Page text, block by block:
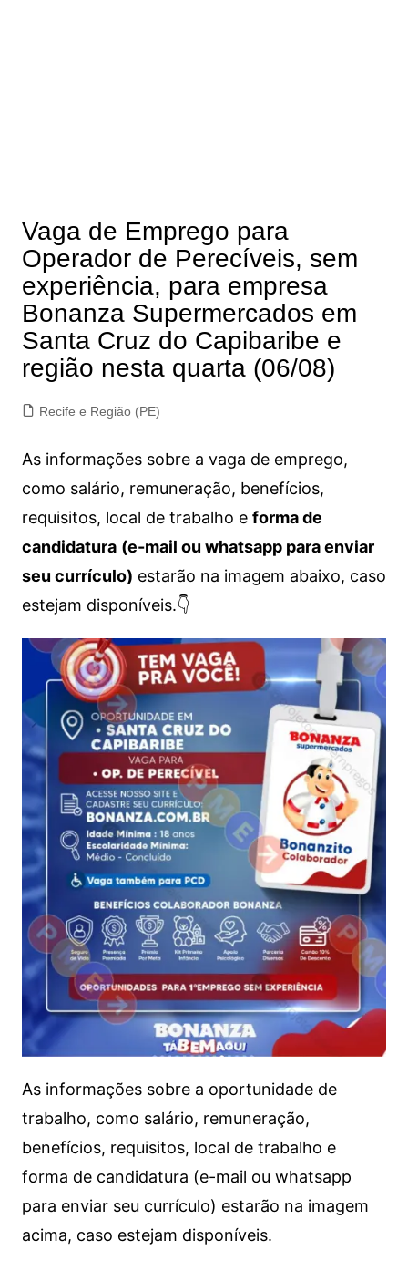
Vaga de Emprego para
Operador de Perecíveis, sem
experiência, para empresa
Bonanza Supermercados em
Santa Cruz do Capibaribe e
região nesta quarta (06/08)
Recife e Região (PE)
As informações sobre a vaga de emprego,
como salário, remuneração, benefícios,
requisitos, local de trabalho e forma de
candidatura (e-mail ou whatsapp para enviar
seu currículo) estarão na imagem abaixo, caso
estejam disponíveis.👇
As informações sobre a oportunidade de
trabalho, como salário, remuneração,
benefícios, requisitos, local de trabalho e
forma de candidatura (e-mail ou whatsapp
para enviar seu currículo) estarão na imagem
acima, caso estejam disponíveis.